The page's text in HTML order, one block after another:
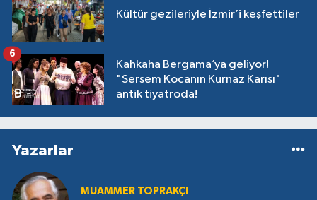
Kültür gezileriyle İzmir’i keşfettiler
Kahkaha Bergama’ya geliyor!
"Sersem Kocanın Kurnaz Karısı"
antik tiyatroda!
6
Yazarlar
MUAMMER TOPRAKÇI